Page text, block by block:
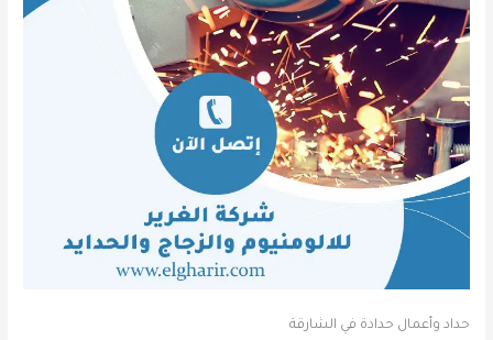
حداد وأعمال حدادة في الشارقة